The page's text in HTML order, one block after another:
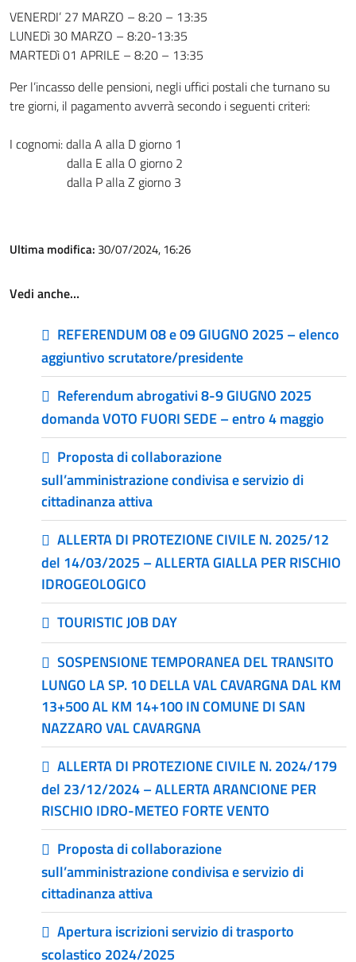
VENERDI’ 27 MARZO – 8:20 – 13:35
LUNEDì 30 MARZO – 8:20-13:35
MARTEDì 01 APRILE – 8:20 – 13:35
Per l’incasso delle pensioni, negli uffici postali che turnano su
tre giorni, il pagamento avverrà secondo i seguenti criteri:
I cognomi: dalla A alla D giorno 1
dalla E alla O giorno 2
dalla P alla Z giorno 3
Ultima modifica: 30/07/2024, 16:26
Vedi anche…
REFERENDUM 08 e 09 GIUGNO 2025 – elenco
aggiuntivo scrutatore/presidente
Referendum abrogativi 8-9 GIUGNO 2025
domanda VOTO FUORI SEDE – entro 4 maggio
Proposta di collaborazione
sull’amministrazione condivisa e servizio di
cittadinanza attiva
ALLERTA DI PROTEZIONE CIVILE N. 2025/12
del 14/03/2025 – ALLERTA GIALLA PER RISCHIO
IDROGEOLOGICO
TOURISTIC JOB DAY
SOSPENSIONE TEMPORANEA DEL TRANSITO
LUNGO LA SP. 10 DELLA VAL CAVARGNA DAL KM
13+500 AL KM 14+100 IN COMUNE DI SAN
NAZZARO VAL CAVARGNA
ALLERTA DI PROTEZIONE CIVILE N. 2024/179
del 23/12/2024 – ALLERTA ARANCIONE PER
RISCHIO IDRO-METEO FORTE VENTO
Proposta di collaborazione
sull’amministrazione condivisa e servizio di
cittadinanza attiva
Apertura iscrizioni servizio di trasporto
scolastico 2024/2025